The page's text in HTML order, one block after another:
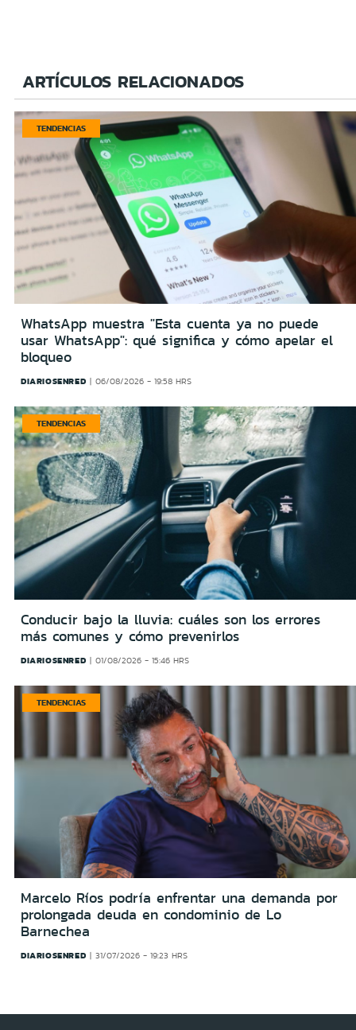
ARTÍCULOS RELACIONADOS
TENDENCIAS
WhatsApp muestra "Esta cuenta ya no puede
usar WhatsApp": qué significa y cómo apelar el
bloqueo
DIARIOSENRED 06/08/2026 - 19:58 HRS
TENDENCIAS
Conducir bajo la lluvia: cuáles son los errores
más comunes y cómo prevenirlos
DIARIOSENRED 01/08/2026 - 15:46 HRS
TENDENCIAS
Marcelo Ríos podría enfrentar una demanda por
prolongada deuda en condominio de Lo
Barnechea
DIARIOSENRED 31/07/2026 - 19:23 HRS